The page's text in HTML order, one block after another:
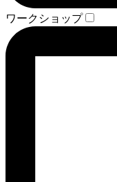
ワークショップ